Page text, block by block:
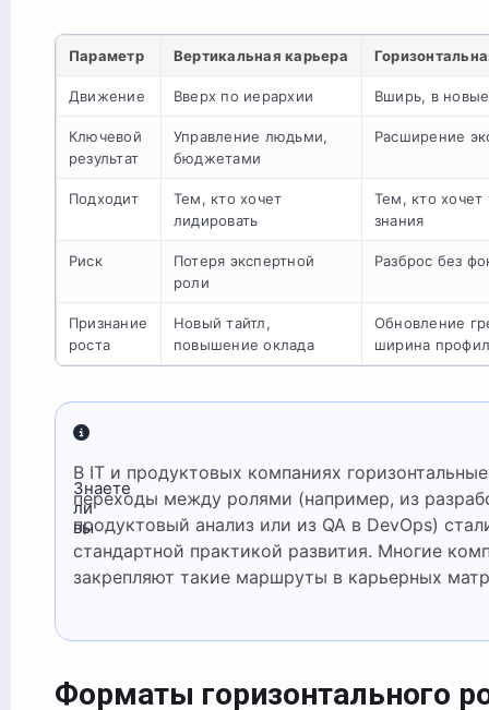
Параметр Вертикальная карьера
Движение Вверх по иерархии Вширь, в
Ключевой
результат
Управление людьми,
бюджетами
Расширение
Подходит
Тем, кто хочет
лидировать
Тем, кто хочет
знания
Риск
Потеря экспертной
роли
Разброс без
Признание
роста
Новый тайтл,
повышение оклада
Обновление
ширина
Знаете
ли
вы
В IT и продуктовых компаниях горизонтальные
переходы между ролями (например, из
продуктовый анализ или из QA в DevOps)
стандартной практикой развития. Многие
закрепляют такие маршруты в карьерных
Форматы горизонтального